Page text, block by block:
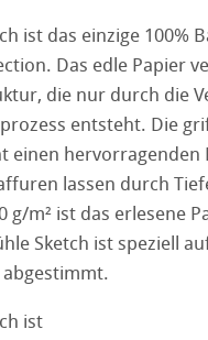
Albums
Album
Rag
Pastel
ist das einzige 100%
Das edle Papier
die nur durch die
entsteht. Die
einen hervorragenden
lassen durch
g/m² ist das erlesene
Sketch ist speziell
ist